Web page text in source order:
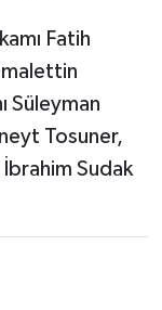
Fatih
Süleyman
Tosuner,
Sudak